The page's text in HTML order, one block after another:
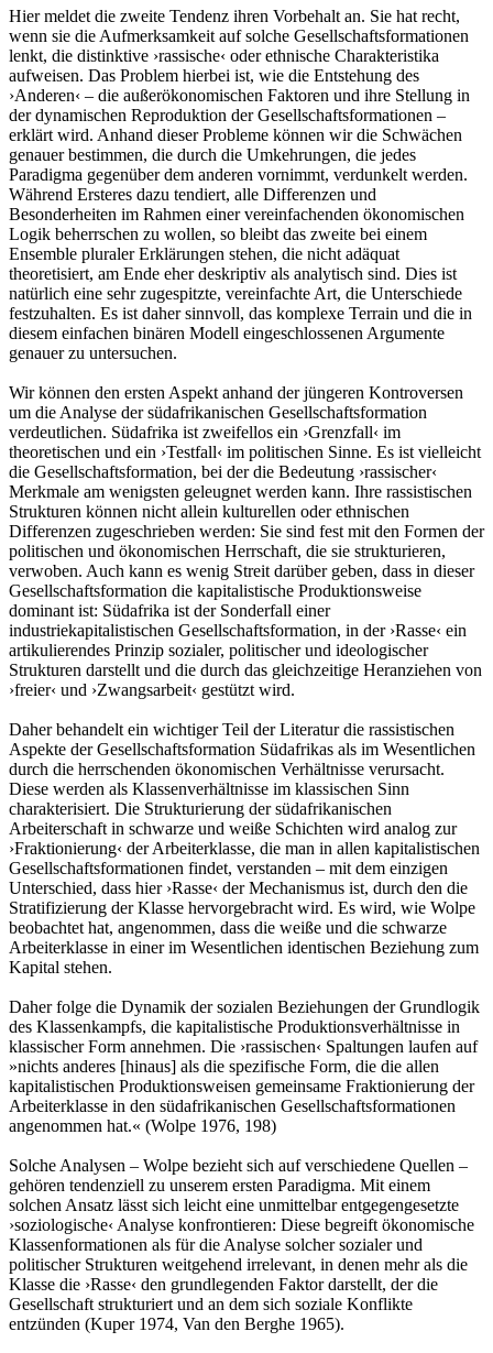
Hier meldet die zweite Tendenz ihren Vorbehalt an. Sie hat recht,
wenn sie die Aufmerksamkeit auf solche Gesellschaftsformationen
lenkt, die distinktive ›rassische‹ oder ethnische Charakteristika
aufweisen. Das Problem hierbei ist, wie die Entstehung des
›Anderen‹ – die außerökonomischen Faktoren und ihre Stellung in
der dynamischen Reproduktion der Gesellschaftsformationen –
erklärt wird. Anhand dieser Probleme können wir die Schwächen
genauer bestimmen, die durch die Umkehrungen, die jedes
Paradigma gegenüber dem anderen vornimmt, verdunkelt werden.
Während Ersteres dazu tendiert, alle Differenzen und
Besonderheiten im Rahmen einer vereinfachenden ökonomischen
Logik beherrschen zu wollen, so bleibt das zweite bei einem
Ensemble pluraler Erklärungen stehen, die nicht adäquat
theoretisiert, am Ende eher deskriptiv als analytisch sind. Dies ist
natürlich eine sehr zugespitzte, vereinfachte Art, die Unterschiede
festzuhalten. Es ist daher sinnvoll, das komplexe Terrain und die in
diesem einfachen binären Modell eingeschlossenen Argumente
genauer zu untersuchen.
Wir können den ersten Aspekt anhand der jüngeren Kontroversen
um die Analyse der südafrikanischen Gesellschaftsformation
verdeutlichen. Südafrika ist zweifellos ein ›Grenzfall‹ im
theoretischen und ein ›Testfall‹ im politischen Sinne. Es ist vielleicht
die Gesellschaftsformation, bei der die Bedeutung ›rassischer‹
Merkmale am wenigsten geleugnet werden kann. Ihre rassistischen
Strukturen können nicht allein kulturellen oder ethnischen
Differenzen zugeschrieben werden: Sie sind fest mit den Formen der
politischen und ökonomischen Herrschaft, die sie strukturieren,
verwoben. Auch kann es wenig Streit darüber geben, dass in dieser
Gesellschaftsformation die kapitalistische Produktionsweise
dominant ist: Südafrika ist der Sonderfall einer
industriekapitalistischen Gesellschaftsformation, in der ›Rasse‹ ein
artikulierendes Prinzip sozialer, politischer und ideologischer
Strukturen darstellt und die durch das gleichzeitige Heranziehen von
›freier‹ und ›Zwangsarbeit‹ gestützt wird.
Daher behandelt ein wichtiger Teil der Literatur die rassistischen
Aspekte der Gesellschaftsformation Südafrikas als im Wesentlichen
durch die herrschenden ökonomischen Verhältnisse verursacht.
Diese werden als Klassenverhältnisse im klassischen Sinn
charakterisiert. Die Strukturierung der südafrikanischen
Arbeiterschaft in schwarze und weiße Schichten wird analog zur
›Fraktionierung‹ der Arbeiterklasse, die man in allen kapitalistischen
Gesellschaftsformationen findet, verstanden – mit dem einzigen
Unterschied, dass hier ›Rasse‹ der Mechanismus ist, durch den die
Stratifizierung der Klasse hervorgebracht wird. Es wird, wie Wolpe
beobachtet hat, angenommen, dass die weiße und die schwarze
Arbeiterklasse in einer im Wesentlichen identischen Beziehung zum
Kapital stehen.
Daher folge die Dynamik der sozialen Beziehungen der Grundlogik
des Klassenkampfs, die kapitalistische Produktionsverhältnisse in
klassischer Form annehmen. Die ›rassischen‹ Spaltungen laufen auf
»nichts anderes [hinaus] als die spezifische Form, die die allen
kapitalistischen Produktionsweisen gemeinsame Fraktionierung der
Arbeiterklasse in den süd­afrikanischen Gesellschaftsformationen
angenommen hat.« (Wolpe 1976, 198)
Solche Analysen – Wolpe bezieht sich auf verschiedene Quellen –
gehören tendenziell zu unserem ersten Paradigma. Mit einem
solchen Ansatz lässt sich leicht eine unmittelbar entgegengesetzte
›soziologische‹ Analyse konfrontieren: Diese begreift ökonomische
Klassenformationen als für die Analyse solcher sozialer und
politischer Strukturen weitgehend irrelevant, in denen mehr als die
Klasse die ›Rasse‹ den grundlegenden Faktor darstellt, der die
Gesellschaft strukturiert und an dem sich soziale Konflikte
entzünden (Kuper 1974, Van den Berghe 1965).